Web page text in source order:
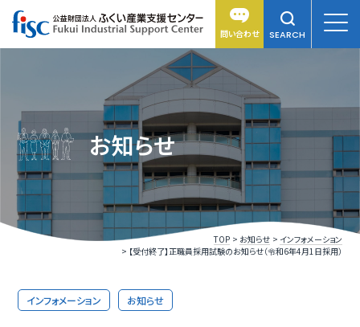
問い合わせ SEARCH
お知らせ
TOP お知らせ
インフォメーション
【受付終了】正職員採用試験のお知らせ（令和6年4月1日採用）
インフォメーション お知らせ